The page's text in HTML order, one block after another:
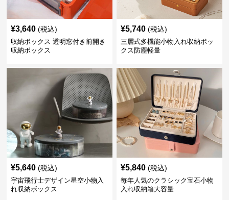
¥3,640 (税込)
収納ボックス 透明窓付き前開き
収納ボックス
¥5,740 (税込)
三層式多機能小物入れ収納ボッ
クス防塵軽量
¥5,640 (税込)
宇宙飛行士デザイン星空小物入
れ収納ボックス
¥5,840 (税込)
毎年人気のクラシック宝石小物
入れ収納箱大容量